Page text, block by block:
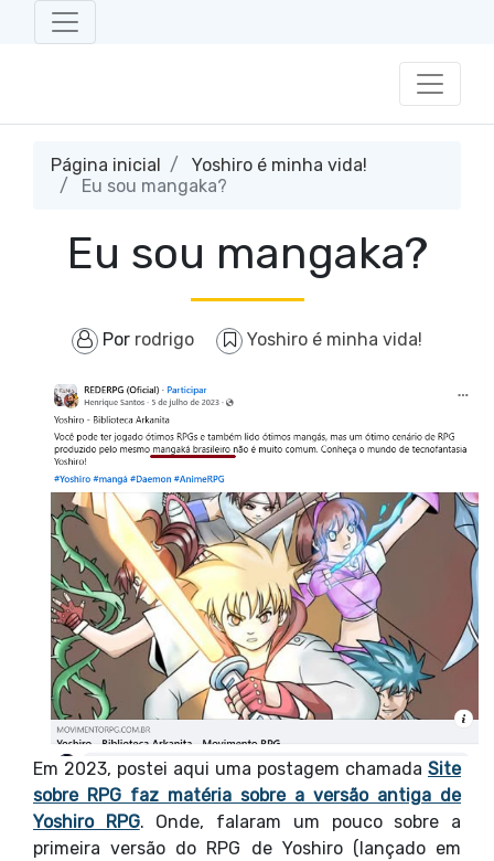
Página inicial
Yoshiro é minha vida!
Eu sou mangaka?
Eu sou mangaka?
Por rodrigo Yoshiro é minha vida!
Em 2023, postei aqui uma postagem chamada Site
sobre RPG faz matéria sobre a versão antiga de
Yoshiro RPG. Onde, falaram um pouco sobre a
primeira versão do RPG de Yoshiro (lançado em